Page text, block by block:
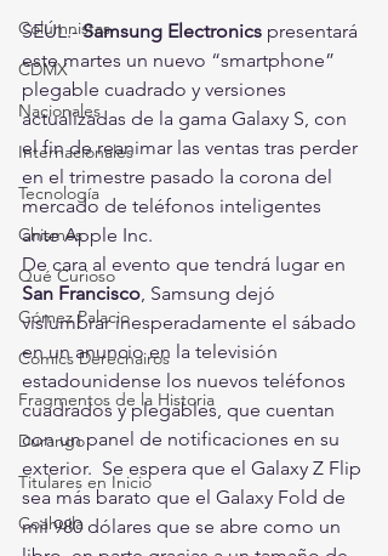
Columnistas
CDMX
Nacionales
Internacionales
Tecnología
Chismes
Qué Curioso
Gómez Palacio
Comics Derechairos
Fragmentos de la Historia
Durango
Titulares en Inicio
Coahuila
SEÚL.- Samsung Electronics presentará
este martes un nuevo “smartphone”
plegable cuadrado y versiones
actualizadas de la gama Galaxy S, con
el fin de reanimar las ventas tras perder
en el trimestre pasado la corona del
mercado de teléfonos inteligentes
ante Apple Inc.
De cara al evento que tendrá lugar en
San Francisco, Samsung dejó
vislumbrar inesperadamente el sábado
en un anuncio en la televisión
estadounidense los nuevos teléfonos
cuadrados y plegables, que cuentan
con un panel de notificaciones en su
exterior.  Se espera que el Galaxy Z Flip
sea más barato que el Galaxy Fold de
mil 980 dólares que se abre como un